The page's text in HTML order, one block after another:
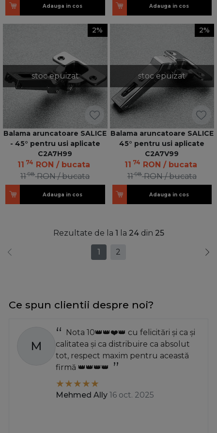
Adauga in cos Adauga in cos
stoc epuizat
2%
Balama aruncatoare SALICE
- 45° pentru usi aplicate
C2A7H99
11 74 RON / bucata
1198 RON / bucata
Adauga in cos
stoc epuizat
2%
Balama aruncatoare SALICE
45° pentru usi aplicate
C2A7V99
11 74 RON / bucata
1198 RON / bucata
Adauga in cos
Rezultate de la 1 la 24din 25
1 2
Ce spun clientii despre noi?
M
Nota 10👑👑❤️👑 cu felicitări și ca și
calitatea și ca distribuire ca absolut
tot, respect maxim pentru această
firmă 👑👑👑👑
Mehmed Ally 16 oct. 2025